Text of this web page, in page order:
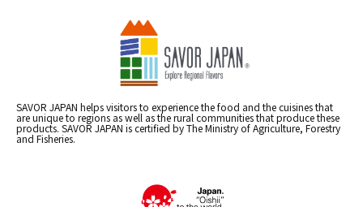
SAVOR JAPAN helps visitors to experience the food and the cuisines that
are unique to regions as well as the rural communities that produce these
products. SAVOR JAPAN is certified by The Ministry of Agriculture, Forestry
and Fisheries.